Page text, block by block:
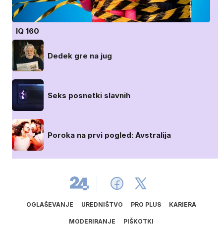
IQ 160
Dedek gre na jug
Seks posnetki slavnih
Poroka na prvi pogled: Avstralija
OGLAŠEVANJE UREDNIŠTVO PRO PLUS KARIERA
MODERIRANJE PIŠKOTKI